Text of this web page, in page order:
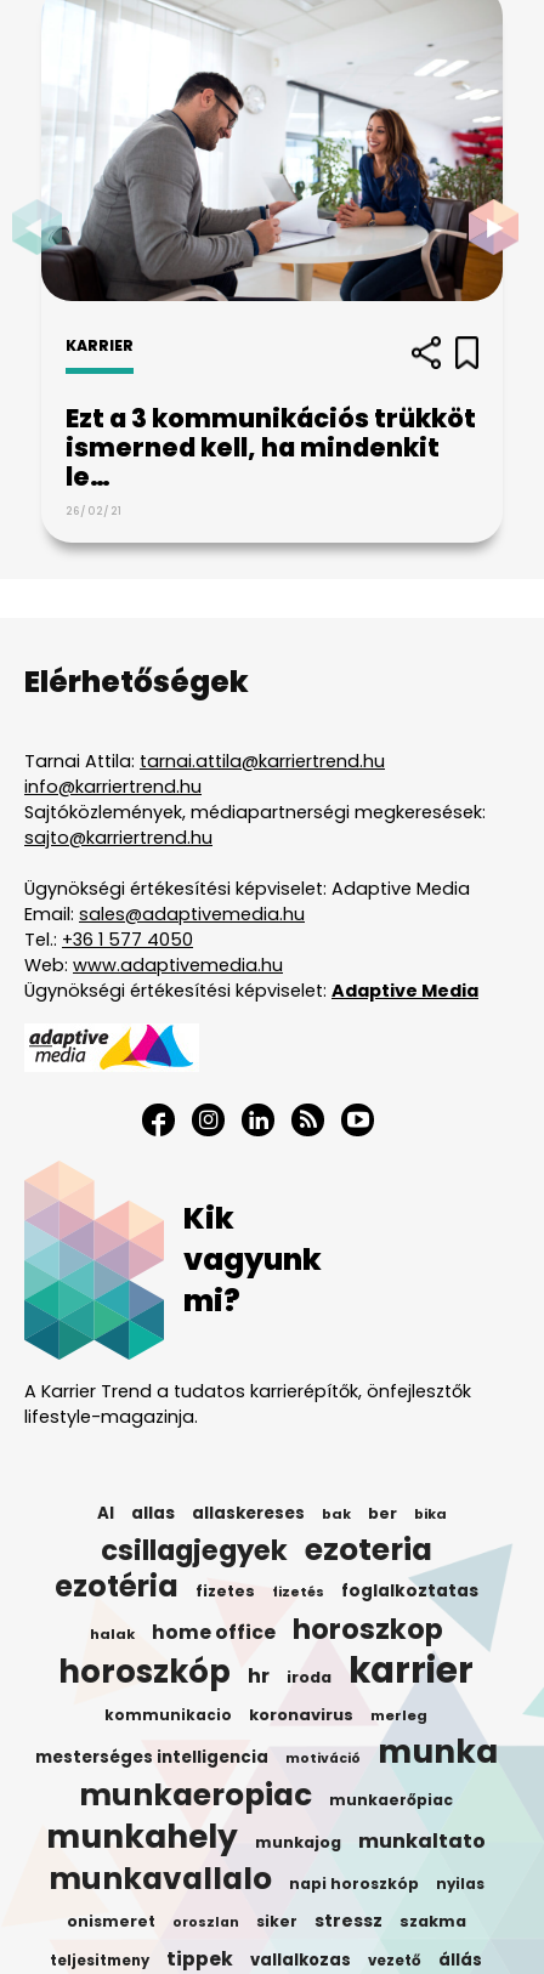
KARRIER
Ezt a 3 kommunikációs trükköt
ismerned kell, ha mindenkit
le…
26/02/21
Elérhetőségek
Tarnai Attila: tarnai.attila@karriertrend.hu
info@karriertrend.hu
Sajtóközlemények, médiapartnerségi megkeresések:
sajto@karriertrend.hu
Ügynökségi értékesítési képviselet: Adaptive Media
Email: sales@adaptivemedia.hu
Tel.: +36 1 577 4050
Web: www.adaptivemedia.hu
Ügynökségi értékesítési képviselet: Adaptive Media
Kik
vagyunk
mi?
A Karrier Trend a tudatos karrierépítők, önfejlesztők
lifestyle-magazinja.
AI allas allaskereses bak ber bika
csillagjegyek ezoteria
ezotéria fizetes fizetés foglalkoztatas
halak home office horoszkop
horoszkóp hr iroda karrier
kommunikacio koronavirus merleg
mesterséges intelligencia motiváció munka
munkaeropiac munkaerőpiac
munkahely munkajog munkaltato
munkavallalo napi horoszkóp nyilas
onismeret oroszlan siker stressz szakma
teljesitmeny tippek vallalkozas vezető állás